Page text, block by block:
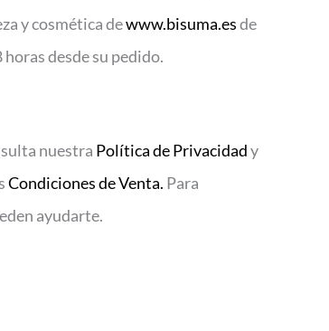
y cosmética dewww.bisuma.esde
desde su pedido.
nuestra Política de Privacidady
Condiciones de Venta. Para
ayudarte.